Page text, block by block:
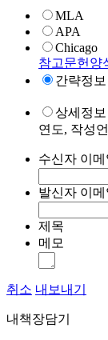
MLA
APA
Chicago
참고문헌양
간략정
상세정
연도, 작성
수신자 이메
발신자 이메
제목
메모
취소 내보내기
내책장담기